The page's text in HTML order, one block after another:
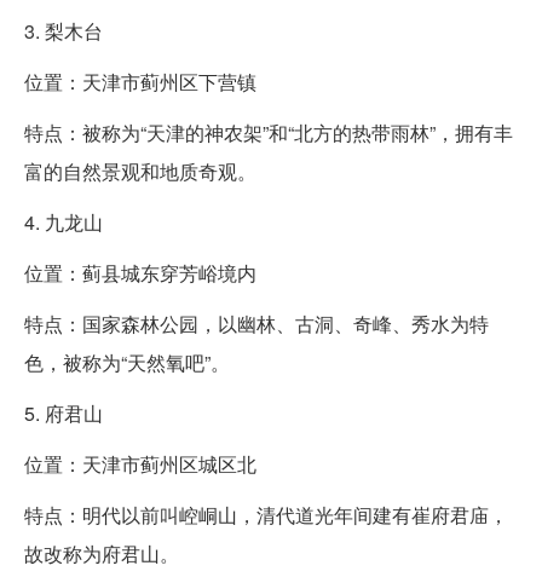
3. 梨木台
位置：天津市蓟州区下营镇
特点：被称为“天津的神农架”和“北方的热带雨林”，拥有丰
富的自然景观和地质奇观。
4. 九龙山
位置：蓟县城东穿芳峪境内
特点：国家森林公园，以幽林、古洞、奇峰、秀水为特
色，被称为“天然氧吧”。
5. 府君山
位置：天津市蓟州区城区北
特点：明代以前叫崆峒山，清代道光年间建有崔府君庙，
故改称为府君山。